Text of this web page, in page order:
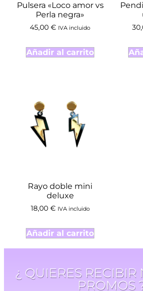
Pulsera «Loco amor vs
Perla negra»
45,00 € IVA incluido
Añadir al carrito
Rayo doble mini
deluxe
18,00 € IVA incluido
Añadir al carrito
¿ QUIERES RECIBIR
PROMOS